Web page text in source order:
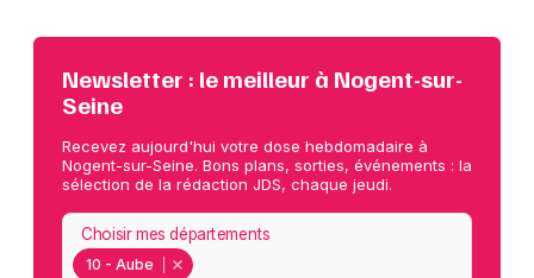
Newsletter : le meilleur à Nogent-sur-
Seine
Recevez aujourd'hui votre dose hebdomadaire à
Nogent-sur-Seine. Bons plans, sorties, événements : la
sélection de la rédaction JDS, chaque jeudi.
10 - Aube
Choisir mes départements